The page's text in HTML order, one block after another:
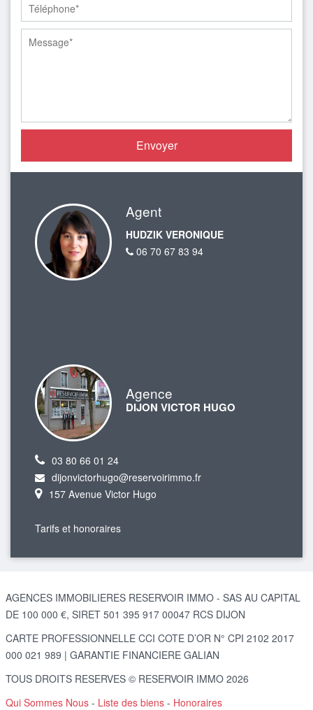
Agent
HUDZIK VERONIQUE
06 70 67 83 94
Agence
DIJON VICTOR HUGO
03 80 66 01 24
dijonvictorhugo@reservoirimmo.fr
157 Avenue Victor Hugo
Tarifs et honoraires
AGENCES IMMOBILIERES RESERVOIR IMMO - SAS AU CAPITAL
DE 100 000 €, SIRET 501 395 917 00047 RCS DIJON
CARTE PROFESSIONNELLE CCI COTE D’OR N° CPI 2102 2017
000 021 989 | GARANTIE FINANCIERE GALIAN
TOUS DROITS RESERVES © RESERVOIR IMMO 2026
Qui Sommes Nous - Liste des biens - Honoraires